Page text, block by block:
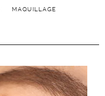
MAQUILLAGE